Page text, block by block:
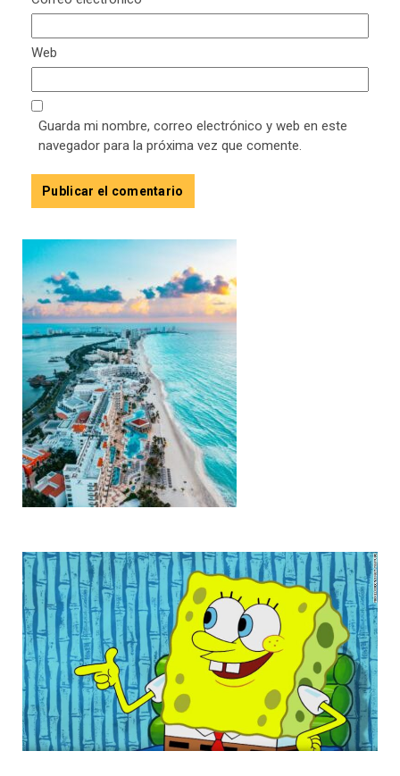
Web
Guarda mi nombre, correo electrónico y web en este
navegador para la próxima vez que comente.